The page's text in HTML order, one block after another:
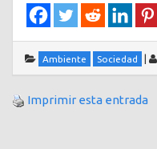
Ambiente Sociedad |
Imprimir esta entrada